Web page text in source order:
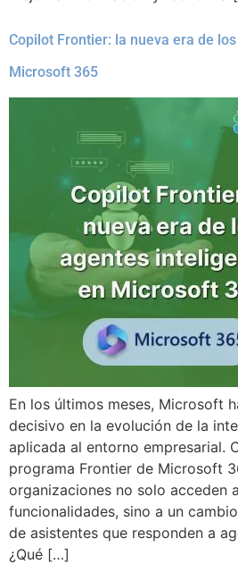
Copilot Frontier: la nueva era de
Microsoft 365
En los últimos meses, Microsoft
decisivo en la evolución de la
aplicada al entorno empresarial.
programa Frontier de Microsoft
organizaciones no solo acceden
funcionalidades, sino a un
de asistentes que responden a
¿Qué […]